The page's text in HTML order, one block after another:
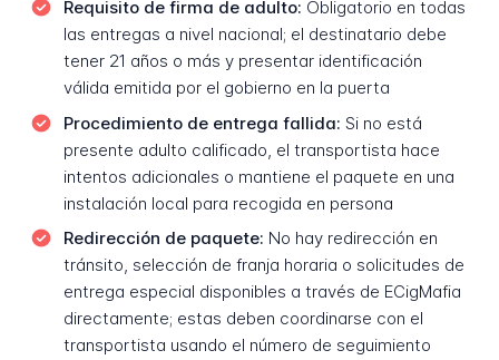
Requisito de firma de adulto: Obligatorio en todas
las entregas a nivel nacional; el destinatario debe
tener 21 años o más y presentar identificación
válida emitida por el gobierno en la puerta
Procedimiento de entrega fallida: Si no está
presente adulto calificado, el transportista hace
intentos adicionales o mantiene el paquete en una
instalación local para recogida en persona
Redirección de paquete: No hay redirección en
tránsito, selección de franja horaria o solicitudes de
entrega especial disponibles a través de ECigMafia
directamente; estas deben coordinarse con el
transportista usando el número de seguimiento